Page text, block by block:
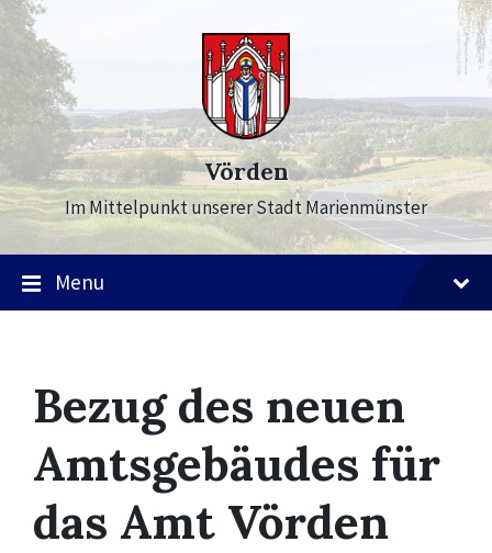
Skip
to
content
Skip
to
main
navigation
Skip
to
footer
Vörden
Im Mittelpunkt unserer Stadt Marienmünster
Menu
Bezug des neuen
Amtsgebäudes für
das Amt Vörden